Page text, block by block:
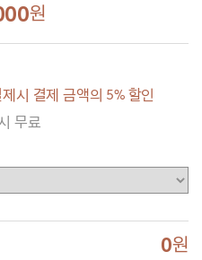
원
시 결제 금액의 5% 할인
무료
0원